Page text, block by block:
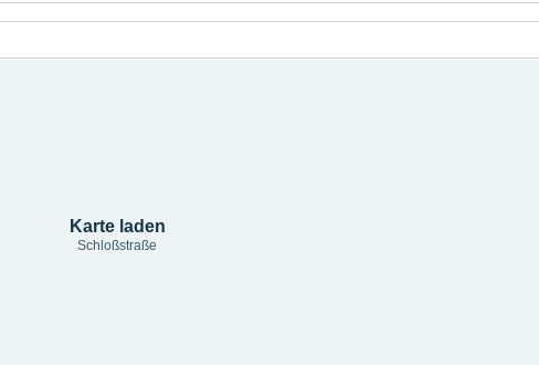
Karte laden
Schloßstraße